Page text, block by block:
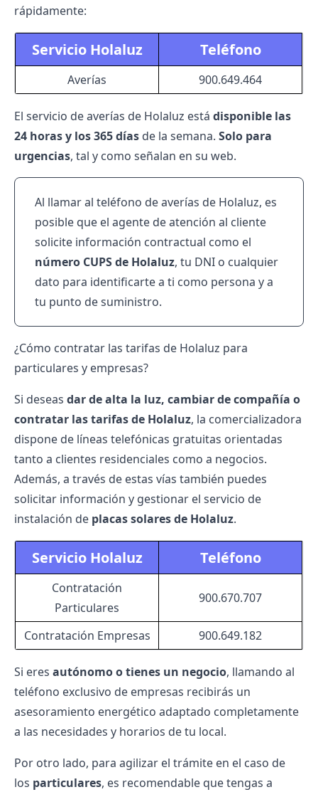
rápidamente:
Servicio Holaluz Teléfono
Averías 900.649.464
El servicio de averías de Holaluz está disponible las
24 horas y los 365 días de la semana. Solo para
urgencias, tal y como señalan en su web.
Al llamar al teléfono de averías de Holaluz, es
posible que el agente de atención al cliente
solicite información contractual como el
número CUPS de Holaluz, tu DNI o cualquier
dato para identificarte a ti como persona y a
tu punto de suministro.
¿Cómo contratar las tarifas de Holaluz para
particulares y empresas?
Si deseas dar de alta la luz, cambiar de compañía o
contratar lastarifas de Holaluz, la comercializadora
dispone de líneas telefónicas gratuitas orientadas
tanto a clientes residenciales como a negocios.
Además, a través de estas vías también puedes
solicitar información y gestionar el servicio de
instalación de placas solares de Holaluz.
Servicio Holaluz Teléfono
Contratación
Particulares
900.670.707
Contratación Empresas 900.649.182
Si eres autónomo o tienes un negocio, llamando al
teléfono exclusivo de empresas recibirás un
asesoramiento energético adaptado completamente
a las necesidades y horarios de tu local.
Por otro lado, para agilizar el trámite en el caso de
los particulares, es recomendable que tengas a